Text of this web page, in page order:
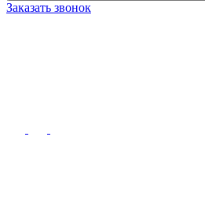
Заказать звонок